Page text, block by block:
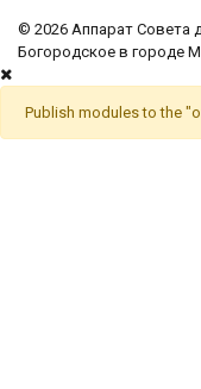
© 2026 Аппарат Совета
Богородское в городе
Publish modules to the